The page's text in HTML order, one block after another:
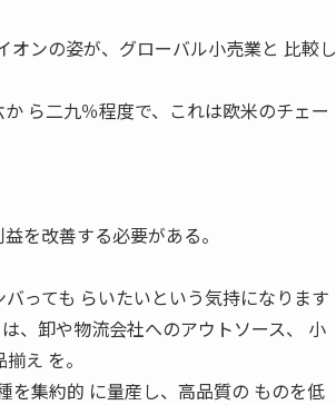
オンの姿が、グローバル小売業と 比較し
ら二九％程度で、これは欧米のチェー
を改善する必要がある。
っても らいたいという気持になります
、卸や物流会社へのアウトソース、 小
え を。
を集約的 に量産し、高品質の ものを低